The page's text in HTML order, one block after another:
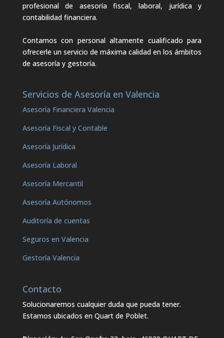
profesional de asesoría fiscal, laboral, jurídica y
contabilidad financiera.
Contamos con personal altamente cualificado para
ofrecerle un servicio de máxima calidad en los ámbitos
de asesoría y gestoría.
Servicios de Asesoría en Valencia
Asesoría Financiera Valencia
Asesoría Fiscal y Contable
Asesoría Jurídica
Asesoría Laboral
Asesoría Mercantil
Asesoría Autónomos
Auditoría de cuentas
Seguros en Valencia
Gestoría Valencia
Contacto
Solucionaremos cualquier duda que pueda tener.
Estamos ubicados en Quart de Poblet.